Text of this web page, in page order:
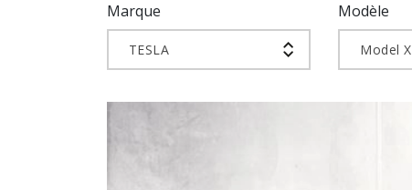
Marque
TESLA
Modèle
Model X